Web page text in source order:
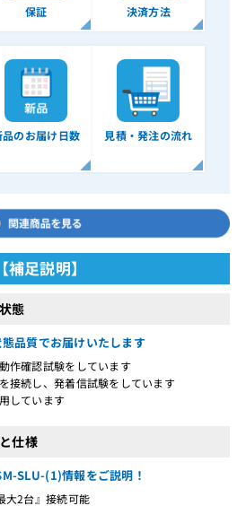
保証 決済方法
品のお届け日数 見積・発注の流れ
足説明】
態
品質でお届けいたします
作確認試験をしています
続し、発着信試験をしています
しています
仕様
SLU-(1)情報をご説明！
大2台』接続可能